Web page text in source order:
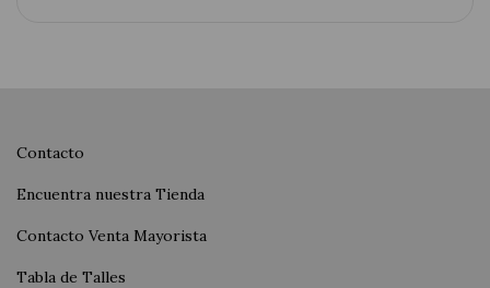
Contacto
Encuentra nuestra Tienda
Contacto Venta Mayorista
Tabla de Talles